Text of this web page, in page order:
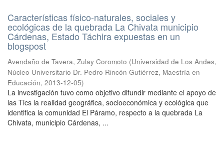
Características físico-naturales, sociales y
ecológicas de la quebrada La Chivata municipio
Cárdenas, Estado Táchira expuestas en un
blogspost
Avendaño de Tavera, Zulay Coromoto (Universidad de Los Andes,
Núcleo Universitario Dr. Pedro Rincón Gutiérrez, Maestría en
Educación, 2013-12-05)
La investigación tuvo como objetivo difundir mediante el apoyo de
las Tics la realidad geográfica, socioeconómica y ecológica que
identifica la comunidad El Páramo, respecto a la quebrada La
Chivata, municipio Cárdenas, ...